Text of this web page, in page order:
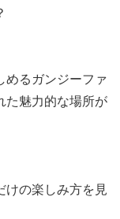
めるガンジーファ
た魅力的な場所が
けの楽しみ方を見